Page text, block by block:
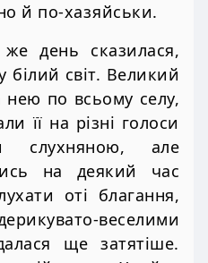
й по-хазяйськи.
день сказилася,
білий світ. Великий
нею по всьому селу,
її на різні голоси
слухняною, але
на деякий час
оті благання,
веселими
ще затятіше.